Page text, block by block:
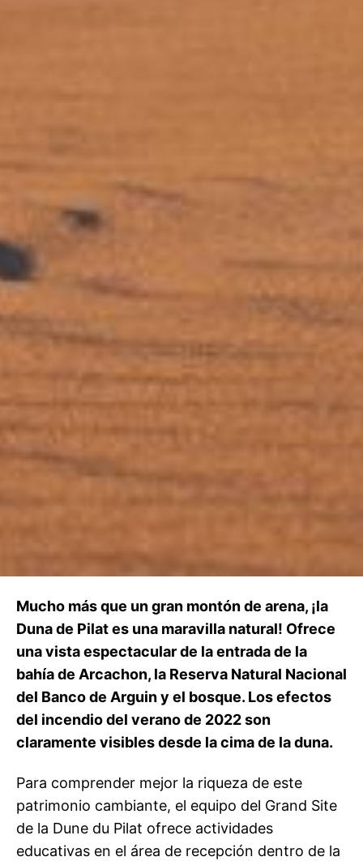
Mucho más que un gran montón de arena, ¡la
Duna de Pilat es una maravilla natural! Ofrece
una vista espectacular de la entrada de la
bahía de Arcachon, la Reserva Natural Nacional
del Banco de Arguin y el bosque. Los efectos
del incendio del verano de 2022 son
claramente visibles desde la cima de la duna.
Para comprender mejor la riqueza de este
patrimonio cambiante, el equipo del Grand Site
de la Dune du Pilat ofrece actividades
educativas en el área de recepción dentro de la